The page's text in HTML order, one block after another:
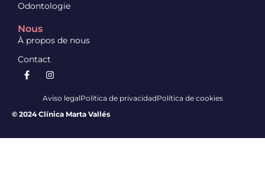
Odontologie
Nous
À propos de nous
Contact
Aviso legalPolítica de privacidadPolítica de cookies
© 2024 Clínica Marta Vallés